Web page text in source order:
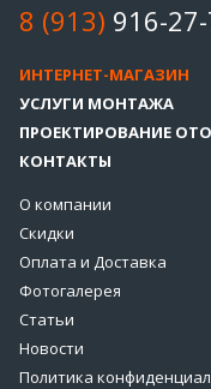
8 (913) 916-
ИНТЕРНЕТ-МАГАЗИН
УСЛУГИ МОНТАЖА
ПРОЕКТИРОВАНИЕ
КОНТАКТЫ
О компании
Скидки
Оплата и Доставка
Фотогалерея
Статьи
Новости
Политика